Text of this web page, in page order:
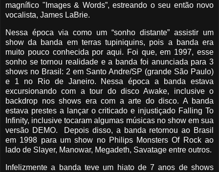
magnífico "Images & Words”, estreando o seu então novo
vocalista, James LaBrie.
Nessa época via como um “sonho distante” assistir um
show da banda em terras tupiniquins, pois a banda era
muito pouco conhecida por aqui. Foi que, em 1997, esse
sonho se tornou realidade e a banda foi anunciada para 3
shows no Brasil: 2 em Santo Andre/SP (grande São Paulo)
e 1 no Rio de Janeiro. Nessa época a banda estava
excursionando com a tour do disco Awake, inclusive o
backdrop nos shows era com a arte do disco. A banda
estava prestes a lançar o criticado e injustiçado Falling To
Infinity, inclusive tocaram algumas músicas no show em sua
versão DEMO. Depois disso, a banda retornou ao Brasil
em 1998 para um show no Philips Monsters Of Rock ao
lado de Slayer, Manowar, Megadeth, Savatage entre outros.
Infelizmente a banda teve um hiato de 7 anos de shows